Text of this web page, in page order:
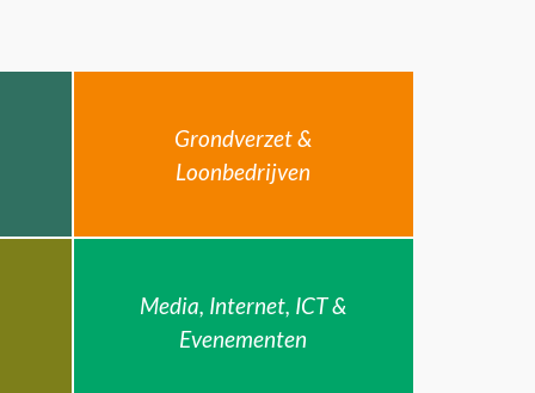
Grondverzet &
Loonbedrijven
Media, Internet, ICT &
Evenementen